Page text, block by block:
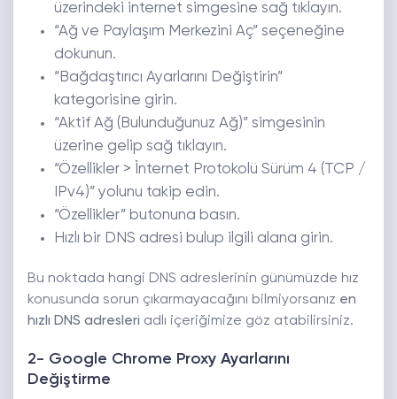
üzerindeki internet simgesine sağ tıklayın.
“Ağ ve Paylaşım Merkezini Aç” seçeneğine
dokunun.
“Bağdaştırıcı Ayarlarını Değiştirin”
kategorisine girin.
“Aktif Ağ (Bulunduğunuz Ağ)” simgesinin
üzerine gelip sağ tıklayın.
“Özellikler > İnternet Protokolü Sürüm 4 (TCP /
IPv4)” yolunu takip edin.
“Özellikler” butonuna basın.
Hızlı bir DNS adresi bulup ilgili alana girin.
Bu noktada hangi DNS adreslerinin günümüzde hız
konusunda sorun çıkarmayacağını bilmiyorsanız en
hızlı DNS adresleri adlı içeriğimize göz atabilirsiniz.
2- Google Chrome Proxy Ayarlarını
Değiştirme